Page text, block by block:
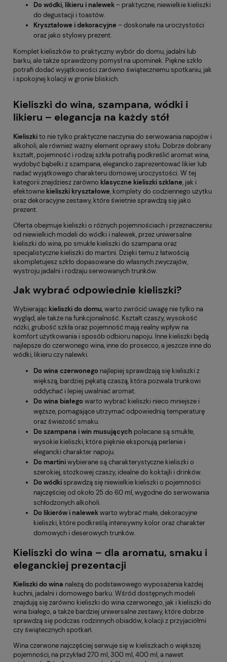
Do wódki, likieru i nalewek– praktyczne, niewielkie kieliszki
do degustacji i toastów.
Kryształowe i dekoracyjne– doskonałe na uroczystości
oraz jako stylowy prezent.
Komplet kieliszków to praktyczny wybór do domu, jadalni lub
barku, ale także sprawdzony pomysł na upominek. Piękne szkło
potrafi dodać wyjątkowości zarówno świątecznemu spotkaniu, jak
i spokojnej kolacji w gronie bliskich.
Kieliszki do wina, szampana, wódki i
likieru – elegancja na każdy stół
Kieliszkito nie tylko praktyczne naczynia do serwowania napojów i
alkoholi, ale również ważny element oprawy stołu. Dobrze dobrany
kształt, pojemność i rodzaj szkła potrafią podkreślić aromat wina,
wydobyć bąbelki z szampana, elegancko zaprezentować likier lub
nadać wyjątkowego charakteru domowej uroczystości. W tej
kategorii znajdziesz zarówno klasyczne kieliszki szklane, jak i
efektowne kieliszki kryształowe, komplety do codziennego użytku
oraz dekoracyjne zestawy, które świetnie sprawdzą się jako
prezent.
Oferta obejmuje kieliszki o różnych pojemnościach i przeznaczeniu:
od niewielkich modeli do wódki i nalewek, przez uniwersalne
kieliszki do wina, po smukłe kieliszki do szampana oraz
specjalistyczne kieliszki do martini. Dzięki temu z łatwością
skompletujesz szkło dopasowane do własnych zwyczajów,
wystroju jadalni i rodzaju serwowanych trunków.
Jak wybrać odpowiednie kieliszki?
Wybierając kieliszki do domu, warto zwrócić uwagę nie tylko na
wygląd, ale także na funkcjonalność. Kształt czaszy, wysokość
nóżki, grubość szkła oraz pojemność mają realny wpływ na
komfort użytkowania i sposób odbioru napoju. Inne kieliszki będą
najlepsze do czerwonego wina, inne do prosecco, a jeszcze inne do
wódki, likieru czy nalewki.
Do wina czerwonego najlepiej sprawdzają się kieliszki z
większą, bardziej pękatą czaszą, która pozwala trunkowi
oddychać i lepiej uwalniać aromat.
Do wina białegowarto wybrać kieliszki nieco mniejsze i
węższe, pomagające utrzymać odpowiednią temperaturę
oraz świeżość smaku.
Do szampana i win musujących polecane są smukłe,
wysokie kieliszki, które pięknie eksponują perlenie i
elegancki charakter napoju.
Do martiniwybierane są charakterystyczne kieliszki o
szerokiej, stożkowej czaszy, idealne do koktajli i drinków.
Do wódkisprawdzą się niewielkie kieliszki o pojemności
najczęściej od około 25 do 60 ml, wygodne do serwowania
schłodzonych alkoholi.
Do likierów i nalewekwarto wybrać małe, dekoracyjne
kieliszki, które podkreślą intensywny kolor oraz charakter
domowych i deserowych trunków.
Kieliszki do wina – dla aromatu, smaku i
eleganckiej prezentacji
Kieliszki do wina należą do podstawowego wyposażenia każdej
kuchni, jadalni i domowego barku. Wśród dostępnych modeli
znajdują się zarówno kieliszki do wina czerwonego, jak i kieliszki do
wina białego, a także bardziej uniwersalne zestawy, które dobrze
sprawdzą się podczas rodzinnych obiadów, kolacji z przyjaciółmi
czy świątecznych spotkań.
Wina czerwone najczęściej serwuje się w kieliszkach o większej
pojemności, na przykład 270 ml, 300 ml, 400 ml, a nawet